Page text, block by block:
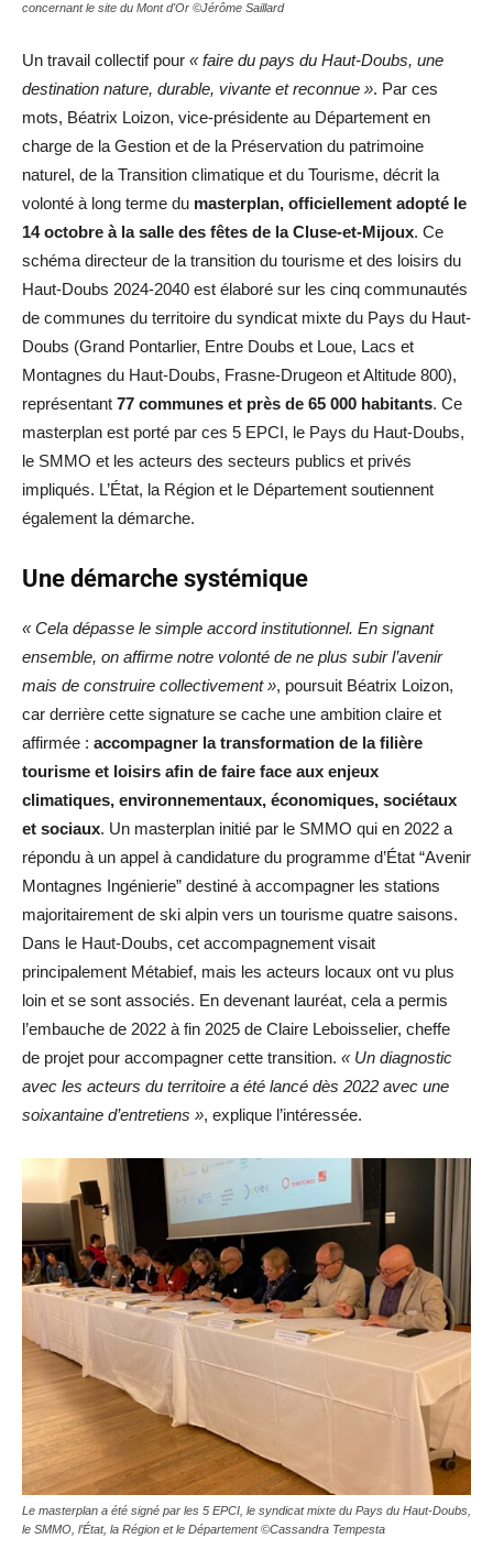
concernant le site du Mont d'Or ©Jérôme Saillard
Un travail collectif pour « faire du pays du Haut-Doubs, une
destination nature, durable, vivante et reconnue ». Par ces
mots, Béatrix Loizon, vice-présidente au Département en
charge de la Gestion et de la Préservation du patrimoine
naturel, de la Transition climatique et du Tourisme, décrit la
volonté à long terme du masterplan, officiellement adopté le
14 octobre à la salle des fêtes de la Cluse-et-Mijoux. Ce
schéma directeur de la transition du tourisme et des loisirs du
Haut-Doubs 2024-2040 est élaboré sur les cinq communautés
de communes du territoire du syndicat mixte du Pays du Haut-
Doubs (Grand Pontarlier, Entre Doubs et Loue, Lacs et
Montagnes du Haut-Doubs, Frasne-Drugeon et Altitude 800),
représentant 77 communes et près de 65 000 habitants. Ce
masterplan est porté par ces 5 EPCI, le Pays du Haut-Doubs,
le SMMO et les acteurs des secteurs publics et privés
impliqués. L’État, la Région et le Département soutiennent
également la démarche.
Une démarche systémique
« Cela dépasse le simple accord institutionnel. En signant
ensemble, on affirme notre volonté de ne plus subir l’avenir
mais de construire collectivement », poursuit Béatrix Loizon,
car derrière cette signature se cache une ambition claire et
affirmée : accompagner la transformation de la filière
tourisme et loisirs afin de faire face aux enjeux
climatiques, environnementaux, économiques, sociétaux
et sociaux. Un masterplan initié par le SMMO qui en 2022 a
répondu à un appel à candidature du programme d’État “Avenir
Montagnes Ingénierie” destiné à accompagner les stations
majoritairement de ski alpin vers un tourisme quatre saisons.
Dans le Haut-Doubs, cet accompagnement visait
principalement Métabief, mais les acteurs locaux ont vu plus
loin et se sont associés. En devenant lauréat, cela a permis
l’embauche de 2022 à fin 2025 de Claire Leboisselier, cheffe
de projet pour accompagner cette transition. « Un diagnostic
avec les acteurs du territoire a été lancé dès 2022 avec une
soixantaine d’entretiens », explique l’intéressée.
Le masterplan a été signé par les 5 EPCI, le syndicat mixte du Pays du Haut-Doubs,
le SMMO, l’État, la Région et le Département ©Cassandra Tempesta